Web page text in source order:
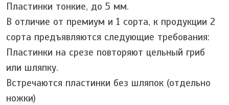
Пластинки тонкие, до 5 мм.
В отличие от премиум и 1 сорта, к продукции 2
сорта предъявляются следующие требования:
Пластинки на срезе повторяют цельный гриб
или шляпку.
Встречаются пластинки без шляпок (отдельно
ножки)